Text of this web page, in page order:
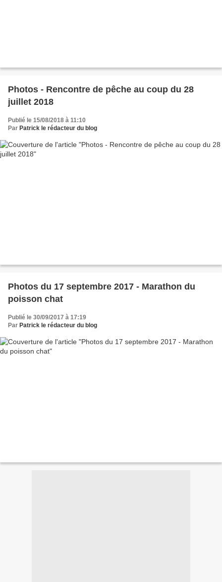
Photos - Rencontre de pêche au coup du 28
juillet 2018
Publié le 15/08/2018 à 11:10
Par Patrick le rédacteur du blog
Photos du 17 septembre 2017 - Marathon du
poisson chat
Publié le 30/09/2017 à 17:19
Par Patrick le rédacteur du blog